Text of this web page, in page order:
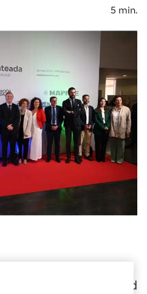
5 min.
el
tanto en la sociedad